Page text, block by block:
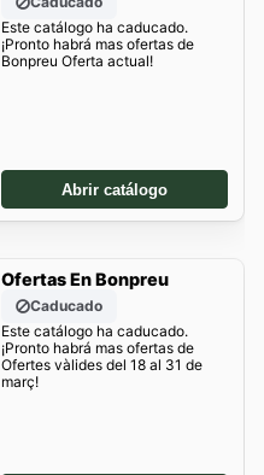
Este catálogo ha caducado.
¡Pronto habrá mas ofertas de
Bonpreu Oferta actual!
Abrir catálogo
Ofertas En Bonpreu
Caducado
Este catálogo ha caducado.
¡Pronto habrá mas ofertas de
Ofertes vàlides del 18 al 31 de
març!